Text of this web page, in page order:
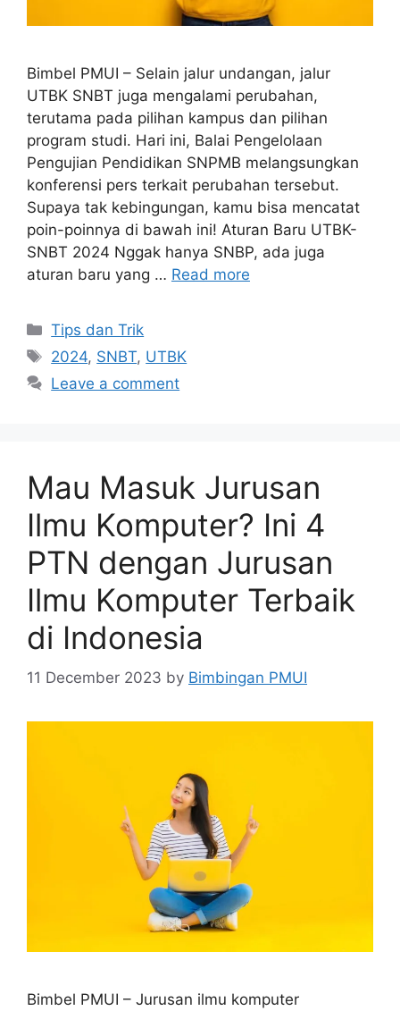
Bimbel PMUI – Selain jalur undangan, jalur
UTBK SNBT juga mengalami perubahan,
terutama pada pilihan kampus dan pilihan
program studi. Hari ini, Balai Pengelolaan
Pengujian Pendidikan SNPMB melangsungkan
konferensi pers terkait perubahan tersebut.
Supaya tak kebingungan, kamu bisa mencatat
poin-poinnya di bawah ini! Aturan Baru UTBK-
SNBT 2024 Nggak hanya SNBP, ada juga
aturan baru yang … Read more
Tips dan Trik
2024, SNBT, UTBK
Leave a comment
Mau Masuk Jurusan
Ilmu Komputer? Ini 4
PTN dengan Jurusan
Ilmu Komputer Terbaik
di Indonesia
11 December 2023 by Bimbingan PMUI
Bimbel PMUI – Jurusan ilmu komputer